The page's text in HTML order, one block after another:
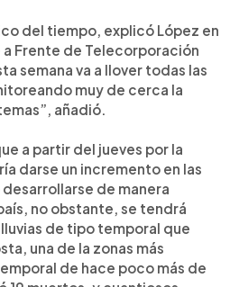
del tiempo, explicó López en
Frente de Telecorporación
semana va a llover todas las
muy de cerca la
añadió.
a partir del jueves por la
darse un incremento en las
de manera
no obstante, se tendrá
de tipo temporal que
una de la zonas más
de hace poco más de